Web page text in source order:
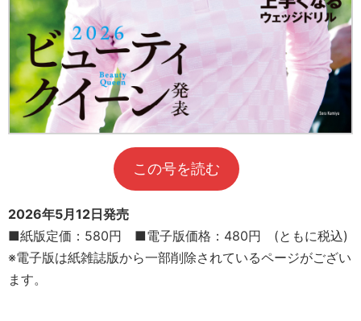
この号を読む
2026年5月12日発売
■紙版定価：580円 ■電子版価格：480円 (ともに税込)
※電子版は紙雑誌版から一部削除されているページがござい
ます。